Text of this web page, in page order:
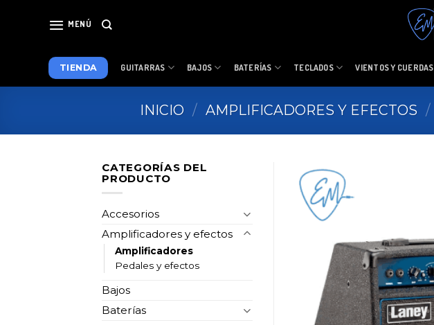
MENÚ
TIENDA GUITARRAS BAJOS BATERÍAS TECLADOS VIENTOS Y CUERDAS
INICIO / AMPLIFICADORES Y EFECTOS /
CATEGORÍAS DEL
PRODUCTO
Accesorios
Amplificadores y efectos
Amplificadores
Pedales y efectos
Bajos
Baterías